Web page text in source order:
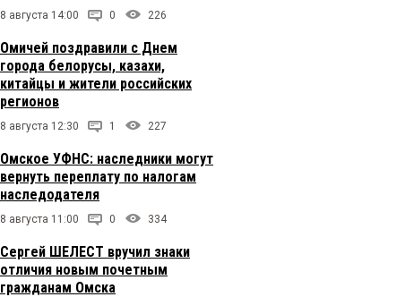
8 августа 14:00 0 226
Омичей поздравили с Днем
города белорусы, казахи,
китайцы и жители российских
регионов
8 августа 12:30 1 227
Омское УФНС: наследники могут
вернуть переплату по налогам
наследодателя
8 августа 11:00 0 334
Сергей ШЕЛЕСТ вручил знаки
отличия новым почетным
гражданам Омска